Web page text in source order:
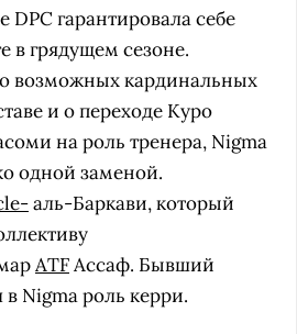
гарантировала себе
в грядущем сезоне.
возможных кардинальных
и о переходе Куро
на роль тренера, Nigma
одной заменой.
аль-Баркави, который
ATFАссаф. Бывший
Nigma роль керри.